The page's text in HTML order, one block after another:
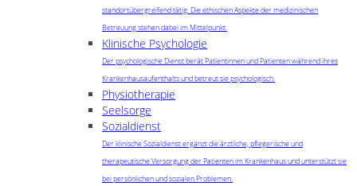
standortübergreifend tätig. Die ethischen Aspekte der medizinischen
Betreuung stehen dabei im Mittelpunkt.
Klinische Psychologie
Der psychologische Dienst berät Patientinnen und Patienten während ihres
Krankenhausaufenthalts und betreut sie psychologisch.
Physiotherapie
Seelsorge
Sozialdienst
Der klinische Sozialdienst ergänzt die ärztliche, pflegerische und
therapeutische Versorgung der Patienten im Krankenhaus und unterstützt sie
bei persönlichen und sozialen Problemen.